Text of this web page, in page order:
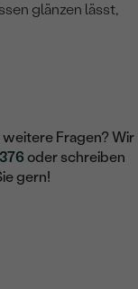
glänzen lässt,
weitere Fragen? Wir
oder schreiben
gern!